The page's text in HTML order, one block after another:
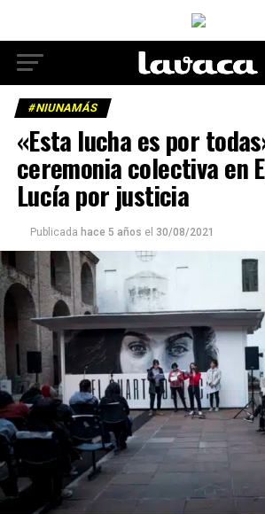
#NIUNAMÁS
«Esta lucha es por
ceremonia colectiva en
Lucía por justicia
Publicada hace 5 años el 30/08/2021